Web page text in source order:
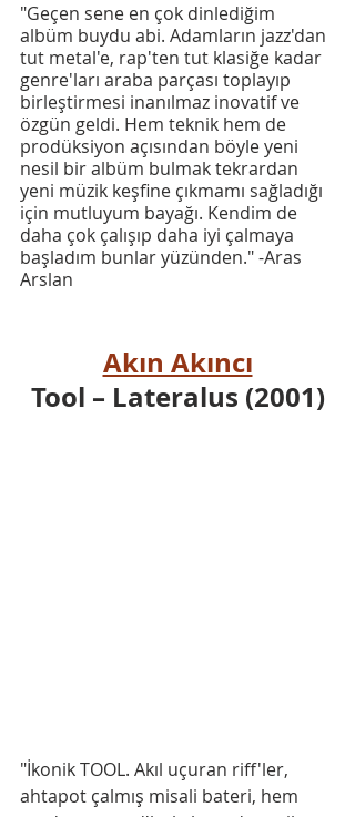
"Geçen sene en çok dinlediğim
albüm buydu abi. Adamların jazz'dan
tut metal'e, rap'ten tut klasiğe kadar
genre'ları araba parçası toplayıp
birleştirmesi inanılmaz inovatif ve
özgün geldi. Hem teknik hem de
prodüksiyon açısından böyle yeni
nesil bir albüm bulmak tekrardan
yeni müzik keşfine çıkmamı sağladığı
için mutluyum bayağı. Kendim de
daha çok çalışıp daha iyi çalmaya
başladım bunlar yüzünden." -Aras
Arslan
Akın Akıncı
Tool – Lateralus (2001)
"İkonik TOOL. Akıl uçuran riff'ler,
ahtapot çalmış misali bateri, hem